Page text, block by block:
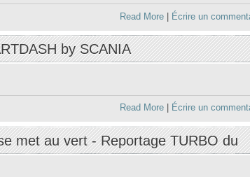
Read More| Écrire un
by SCANIA
Read More| Écrire un
met au vert - Reportage TURBO du